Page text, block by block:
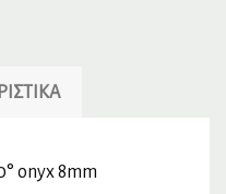
onyx 8mm